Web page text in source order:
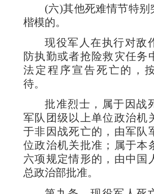
(六)其他死难情节特别
楷模的。
现役军人在执行对敌
防执勤或者抢险救灾任务
法定程序宣告死亡的，
待。
批准烈士，属于因战
军队团级以上单位政治机
于非因战死亡的，由军队
位政治机关批准；属于本
六项规定情形的，由中国
总政治部批准。